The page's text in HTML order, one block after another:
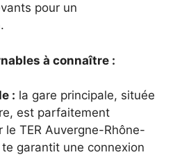
pour un
à connaître :
: la gare principale, située
est parfaitement
le TER Auvergne-Rhône-
garantit une connexion